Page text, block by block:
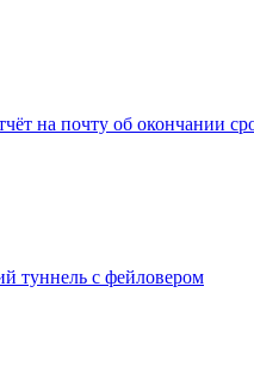
на почту об окончании
туннель с фейловером